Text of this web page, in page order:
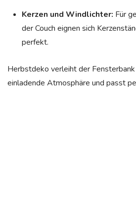
Kerzen und Windlichter: Für
der Couch eignen sich
perfekt.
Herbstdeko verleiht der
einladende Atmosphäre und passt